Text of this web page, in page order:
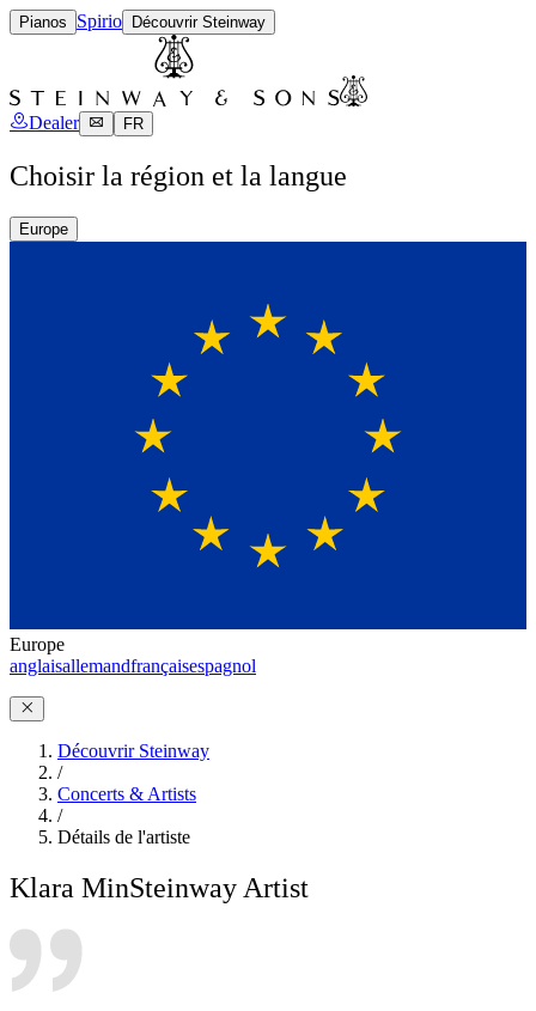
Pianos Spirio Découvrir Steinway
Dealer FR
Choisir la région et la langue
Europe
Europe
anglaisallemandfrançaisespagnol
Découvrir Steinway
/
Concerts & Artists
/
Détails de l'artiste
Klara MinSteinway Artist